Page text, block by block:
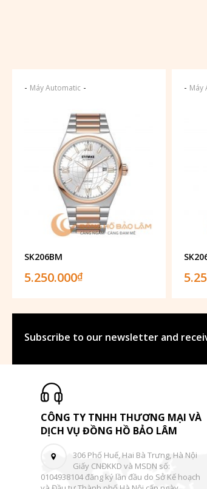
- Máy Automatic -
SK206BM
5.250.000₫
- Máy
Subscribe to our newsletter and
CÔNG TY TNHH THƯƠNG MẠI VÀ
DỊCH VỤ ĐỒNG HỒ BẢO LÂM
306 Phố Huế, Hai Bà Trưng, Hà Nội
Giấy CNĐKKD và MSDN số:
0104938104 đăng ký lần đầu do Sở Kế hoạch